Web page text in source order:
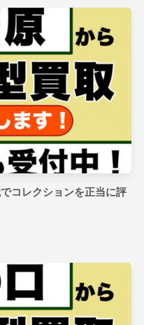
コレクションを正当に評